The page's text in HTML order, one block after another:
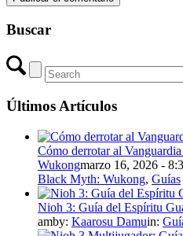
Buscar
Últimos Artículos
Cómo derrotar al
Wukongmarzo 16, 2026 -
Black Myth: Wukong, Guías
Nioh 3: Guía del Espíritu
amby: Kaarosu Damuin: